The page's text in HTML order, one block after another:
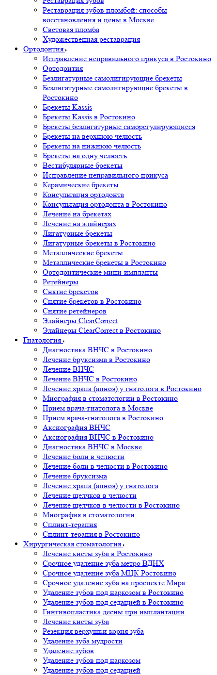
Реставрация зубов пломбой: способы
восстановления и цены в Москве
Световая пломба
Художественная реставрация
Ортодонтия
Исправление неправильного прикуса в Ростокино
Ортодонтия
Безлигатурные самолигирующие брекеты
Безлигатурные самолигирующие брекеты в
Ростокино
Брекеты Kassis
Брекеты Kassis в Ростокино
Брекеты безлигатурные саморегулирующиеся
Брекеты на верхнюю челюсть
Брекеты на нижнюю челюсть
Брекеты на одну челюсть
Вестибулярные брекеты
Исправление неправильного прикуса
Керамические брекеты
Консультация ортодонта
Консультация ортодонта в Ростокино
Лечение на брекетах
Лечение на элайнерах
Лигатурные брекеты
Лигатурные брекеты в Ростокино
Металлические брекеты
Металлические брекеты в Ростокино
Ортодонтические мини-импланты
Ретейнеры
Снятие брекетов
Снятие брекетов в Ростокино
Снятие ретейнеров
Элайнеры ClearCorrect
Элайнеры ClearCorrect в Ростокино
Гнатология
Диагностика ВНЧС в Ростокино
Лечение бруксизма в Ростокино
Лечение ВНЧС
Лечение ВНЧС в Ростокино
Лечение храпа (апноэ) у гнатолога в Ростокино
Миография в стоматологии в Ростокино
Прием врача-гнатолога в Москве
Прием врача-гнатолога в Ростокино
Аксиография ВНЧС
Аксиография ВНЧС в Ростокино
Диагностика ВНЧС в Москве
Лечение боли в челюсти
Лечение боли в челюсти в Ростокино
Лечение бруксизма
Лечение храпа (апноэ) у гнатолога
Лечение щелчков в челюсти
Лечение щелчков в челюсти в Ростокино
Миография в стоматологии
Сплинт-терапия
Сплинт-терапия в Ростокино
Хирургическая стоматология
Лечение кисты зуба в Ростокино
Срочное удаление зуба метро ВДНХ
Срочное удаление зуба МЦК Ростокино
Срочное удаление зуба на проспекте Мира
Удаление зубов под наркозом в Ростокино
Удаление зубов под седацией в Ростокино
Гингивопластика десны при имплантации
Лечение кисты зуба
Резекция верхушки корня зуба
Удаление зуба мудрости
Удаление зубов
Удаление зубов под наркозом
Удаление зубов под седацией